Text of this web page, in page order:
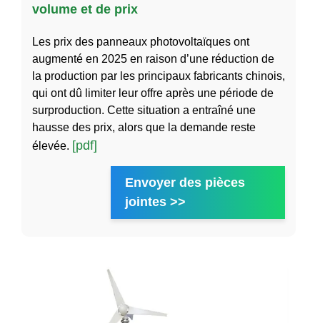
volume et de prix
Les prix des panneaux photovoltaïques ont
augmenté en 2025 en raison d’une réduction de
la production par les principaux fabricants chinois,
qui ont dû limiter leur offre après une période de
surproduction. Cette situation a entraîné une
hausse des prix, alors que la demande reste
élevée. [pdf]
Envoyer des pièces
jointes >>